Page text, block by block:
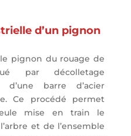
d’un pignon
pignon du rouage de
par décolletage
barre d’acier
Ce procédé permet
mise en train le
et de l’ensemble